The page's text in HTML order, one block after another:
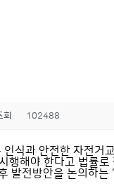
회 102488
식과 안전한 자전
해야 한다고 법률
전방안을 논의하